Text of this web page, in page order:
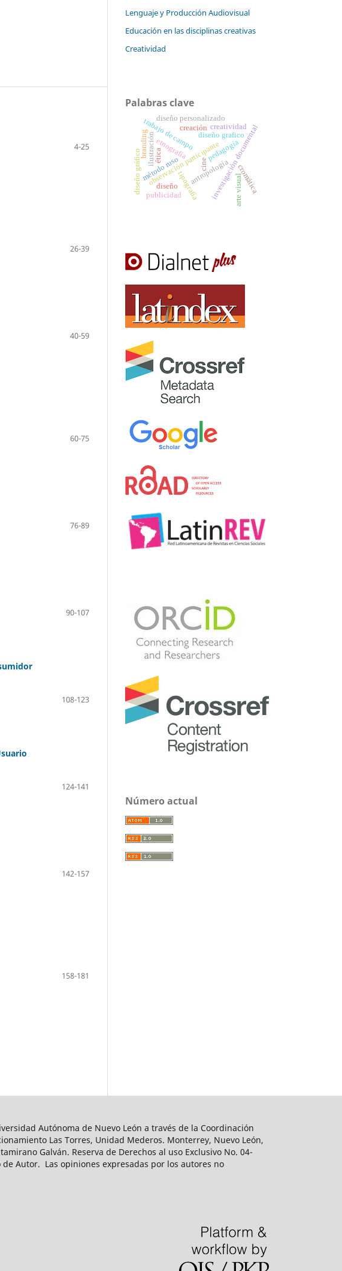
4-25
26-39
40-59
60-75
76-89
90-107
108-123
124-141
142-157
158-181
Lenguaje y Producción Audiovisual
Educación en las disciplinas creativas
Creatividad
Palabras clave
cine
antropología
observación participante
etnografía
trabajo de campo investigación documental
diseño grafico
ilustración
tipografía cromática
arte visual
creación
método ruso
pedagogía
diseño gráfico ética
diseño
creatividad
diseño personalizado
branding
publicidad
Número actual
Autónoma de Nuevo León a través de la Coordinación
Las Torres, Unidad Mederos. Monterrey, Nuevo León,
Galván. Reserva de Derechos al uso Exclusivo No. 04-
Autor. Las opiniones expresadas por los autores no